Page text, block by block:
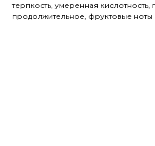
терпкость, умеренная кислотность,
продолжительное, фруктовые ноты